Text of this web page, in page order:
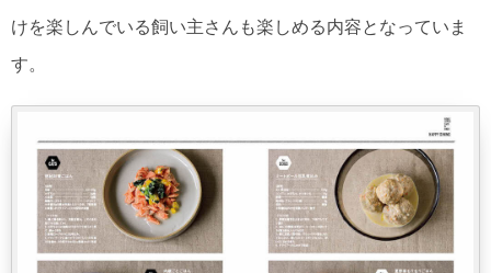
けを楽しんでいる飼い主さんも楽しめる内容となっていま
す。